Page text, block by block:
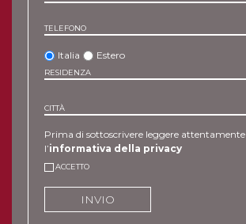
TELEFONO
Italia Estero
RESIDENZA
CITTÀ
Prima di sottoscrivere leggere attentamente
l’informativa della privacy
ACCETTO
INVIO